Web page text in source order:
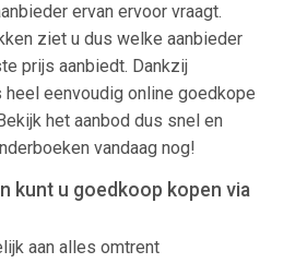
ervan ervoor vraagt.
ziet u dus welke aanbieder
prijs aanbiedt. Dankzij
heel eenvoudig online goedkope
het aanbod dus snel en
vandaag nog!
kunt u goedkoop kopen via
aan alles omtrent